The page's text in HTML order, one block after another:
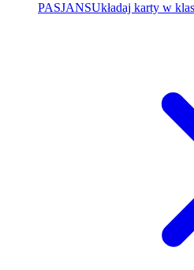
PASJANSUkładaj karty w